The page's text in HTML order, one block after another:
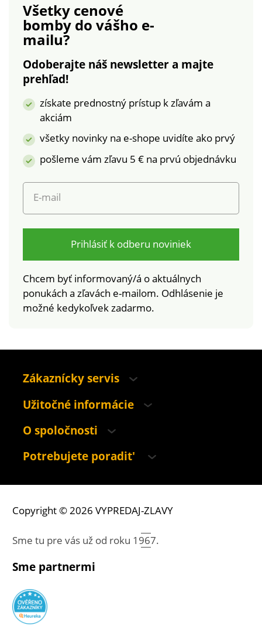
testované na
pohmoždeniny, výrony,
natiahnutie a mnoho
ďalšieho. Možno prať
pri 30 °C. Chráni +
podporuje kĺby a väzy.
Perfektne sa prispôsobí
každému kĺbu. So
suchými zipsami.
šetrné k pokožke.
Všetky cenové
bomby do vášho e-
mailu?
Odoberajte náš newsletter a majte
prehľad!
získate prednostný prístup k zľavám a
akciám
všetky novinky na e-shope uvidíte ako prvý
pošleme vám zľavu 5 € na prvú objednávku
E-mail
Prihlásiť k odberu noviniek
Chcem byť informovaný/á o aktuálnych
ponukách a zľavách e-mailom. Odhlásenie je
možné kedykoľvek zadarmo.
Zákaznícky servis
Užitočné informácie
O spoločnosti
Potrebujete poradit'
Copyright © 2026 VYPREDAJ-ZLAVY
Sme tu pre vás už od roku 1967.
Sme partnermi